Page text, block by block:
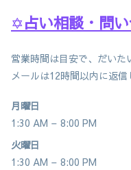
✡占い相談・問
営業時間は目安で、だいた
メールは12時間以内に返信
月曜日
1:30 AM – 8:00 PM
火曜日
1:30 AM – 8:00 PM